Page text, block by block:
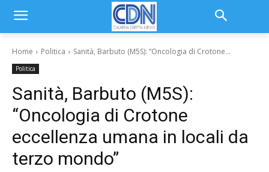
Home Politica Sanità, Barbuto (M5S): “Oncologia di Crotone...
Politica
Sanità, Barbuto (M5S):
“Oncologia di Crotone
eccellenza umana in locali da
terzo mondo”